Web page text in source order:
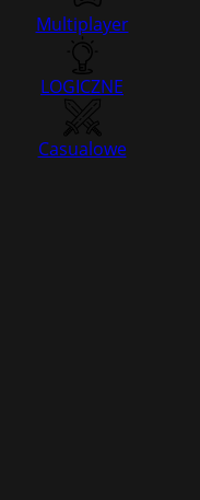
Multiplayer
LOGICZNE
Casualowe